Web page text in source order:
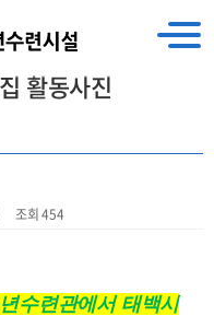
활동사진
조회 454
수련관에서 태백시